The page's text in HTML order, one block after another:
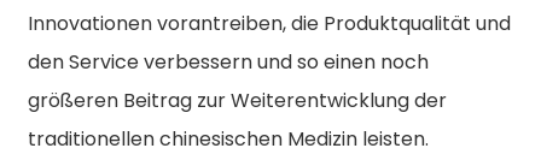
Innovationen vorantreiben, die Produktqualität und
den Service verbessern und so einen noch
größeren Beitrag zur Weiterentwicklung der
traditionellen chinesischen Medizin leisten.